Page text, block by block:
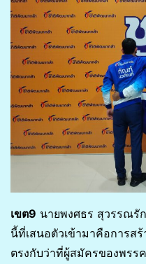
เขต9 นายพงศธร สุวรรณรั
นี้ที่เสนอตัวเข้ามาคือการส
ตรงกับว่าที่ผู้สมัครของพร